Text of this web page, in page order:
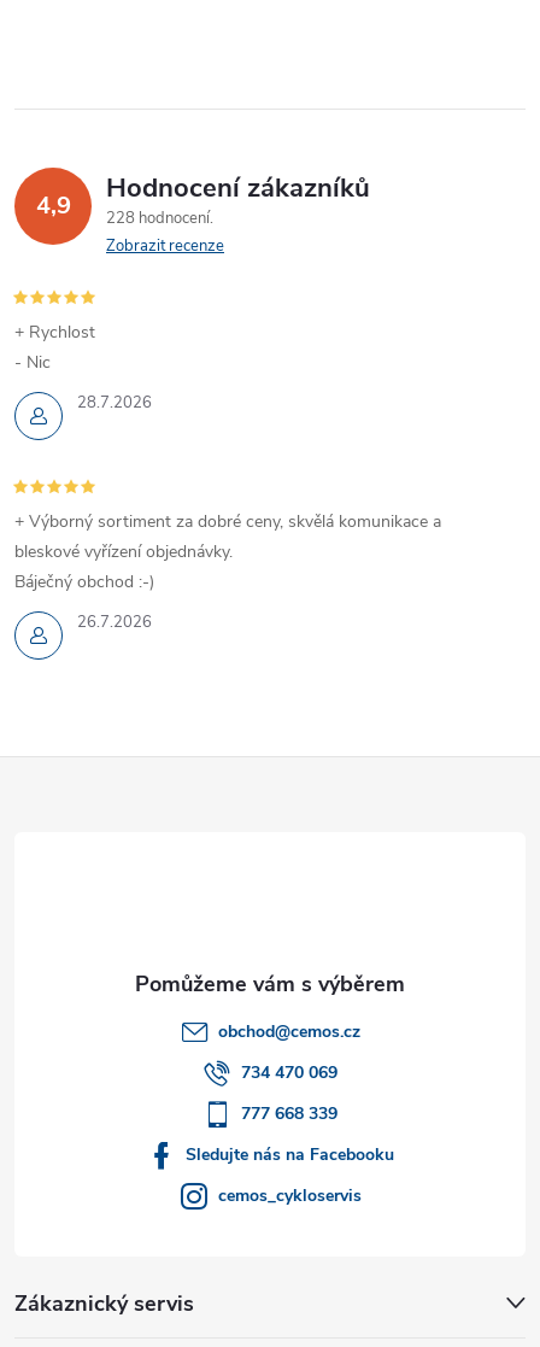
4,9 Hodnocení zákazníků
228 hodnocení
Zobrazit recenze
28.7.2026
+ Rychlost
- Nic
26.7.2026
+ Výborný sortiment za dobré ceny, skvělá komunikace a
bleskové vyřízení objednávky.
Báječný obchod :-)
obchod@cemos.cz
734 470 069
777 668 339
Sledujte nás na Facebooku
cemos_cykloservis
Zákaznický servis